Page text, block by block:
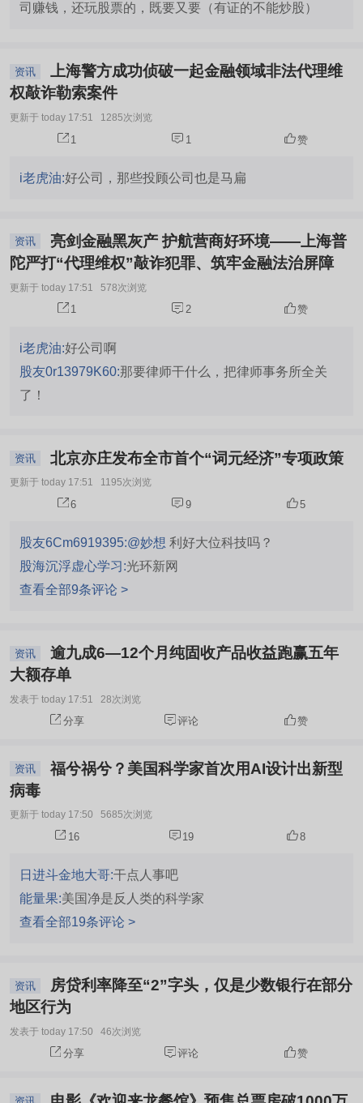
司赚钱，还玩股票的，既要又要（有证的不能炒股）
资讯
上海警方成功侦破一起金融领域非法代理维
权敲诈勒索案件
更新于 today 17:51 1285次浏览
1 1 赞
i老虎油:好公司，那些投顾公司也是马扁
资讯
陀严打“代理维权”敲诈犯罪、筑牢金融法治屏障
更新于 today 17:51 578次浏览
1 2 赞
i老虎油:好公司啊
股友0r13979K60:那要律师干什么，把律师事务所全关
了！
资讯 北京亦庄发布全市首个“词元经济”专项政策
更新于 today 17:51 1195次浏览
6 9 5
股友6Cm6919395:@妙想 利好大位科技吗？
股海沉浮虚心学习:光环新网
查看全部9条评论 >
资讯
逾九成6—12个月纯固收产品收益跑赢五年
大额存单
发表于 today 17:51 28次浏览
分享 评论 赞
资讯
福兮祸兮？美国科学家首次用AI设计出新型
病毒
更新于 today 17:50 5685次浏览
16 19 8
日进斗金地大哥:干点人事吧
能量果:美国净是反人类的科学家
查看全部19条评论 >
资讯
地区行为
发表于 today 17:50 46次浏览
分享 评论 赞